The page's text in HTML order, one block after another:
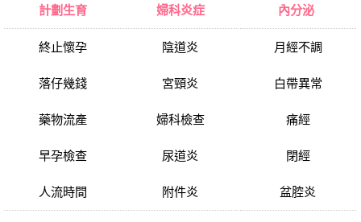
計劃生育
終止懷孕
落仔幾錢
藥物流產
早孕檢查
人流時間
婦科炎症
陰道炎
宮頸炎
婦科檢查
尿道炎
附件炎
內分泌
月經不調
白帶異常
痛經
閉經
盆腔炎